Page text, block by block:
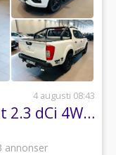
4 augusti 08:43
Nissan Navara Dubbelhytt 2.3 dCi 4WD *Flaklock/Skinn*
annonser